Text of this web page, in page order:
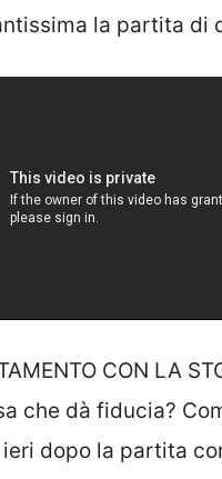
la partita di
CON LA
che dà fiducia?
dopo la partita